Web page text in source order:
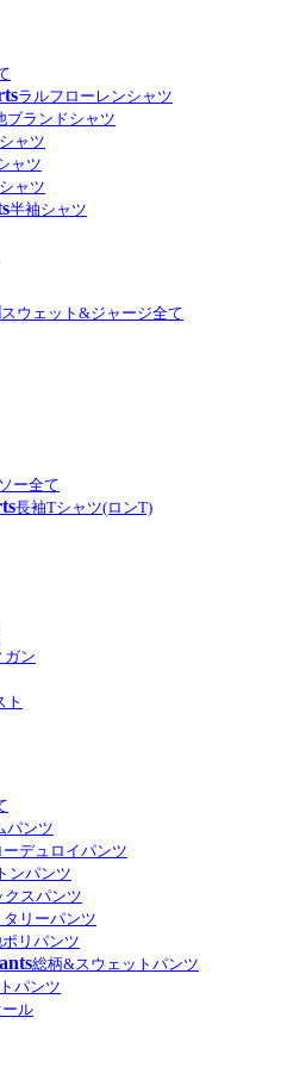
ラルフローレンシャツ
ブランドシャツ
ャツ
ャツ
ャツ
半袖シャツ
スウェット&ジャージ全て
ー全て
長袖Tシャツ(ロンT)
ガン
ト
パンツ
ーデュロイパンツ
ンパンツ
クスパンツ
タリーパンツ
リパンツ
総柄&スウェットパンツ
パンツ
ル